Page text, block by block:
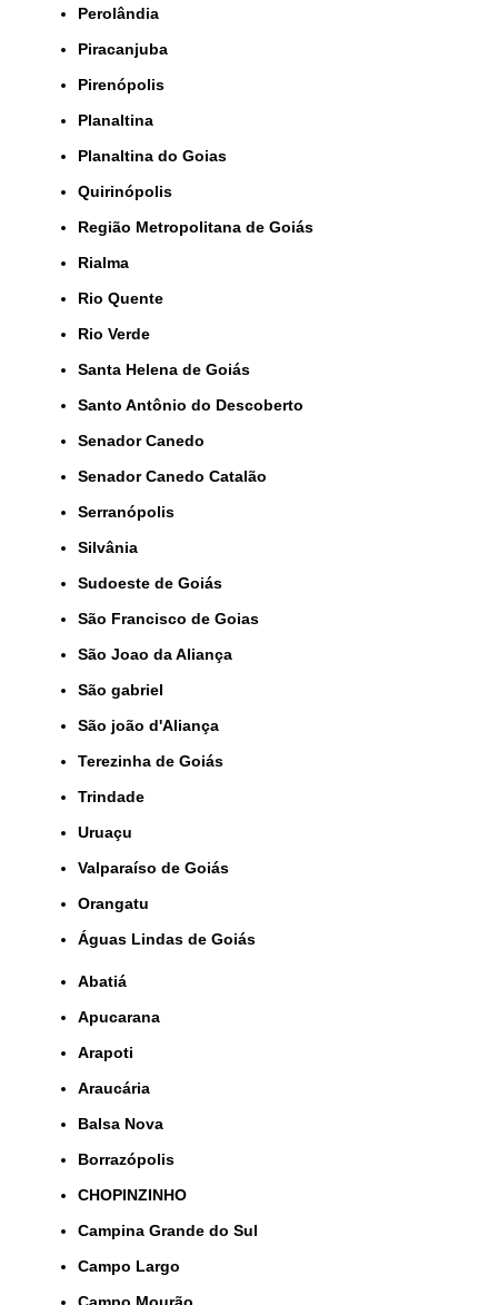
Perolândia
Piracanjuba
Pirenópolis
Planaltina
Planaltina do Goias
Quirinópolis
Região Metropolitana de Goiás
Rialma
Rio Quente
Rio Verde
Santa Helena de Goiás
Santo Antônio do Descoberto
Senador Canedo
Senador Canedo Catalão
Serranópolis
Silvânia
Sudoeste de Goiás
São Francisco de Goias
São Joao da Aliança
São gabriel
São joão d'Aliança
Terezinha de Goiás
Trindade
Uruaçu
Valparaíso de Goiás
orangatu
Águas Lindas de Goiás
Abatiá
Apucarana
Arapoti
Araucária
Balsa Nova
Borrazópolis
CHOPINZINHO
Campina Grande do Sul
Campo Largo
Campo Mourão